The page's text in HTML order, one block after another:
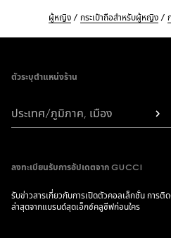
ผู้หญิง กระเป๋าถือสำหรับผู้หญิง
ตัวระบุตำแหน่งร้าน
ประเทศ/ภูมิภาค, เมือง
ลงทะเบียนรับการอัปเดตจาก GUCCI
รับข่าวสารเกี่ยวกับการเปิดตัวคอลเล็กชั่น การติ
ล่าสุดจากแบรนด์สุดเอ็กซ์คลูซีฟก่อนใคร